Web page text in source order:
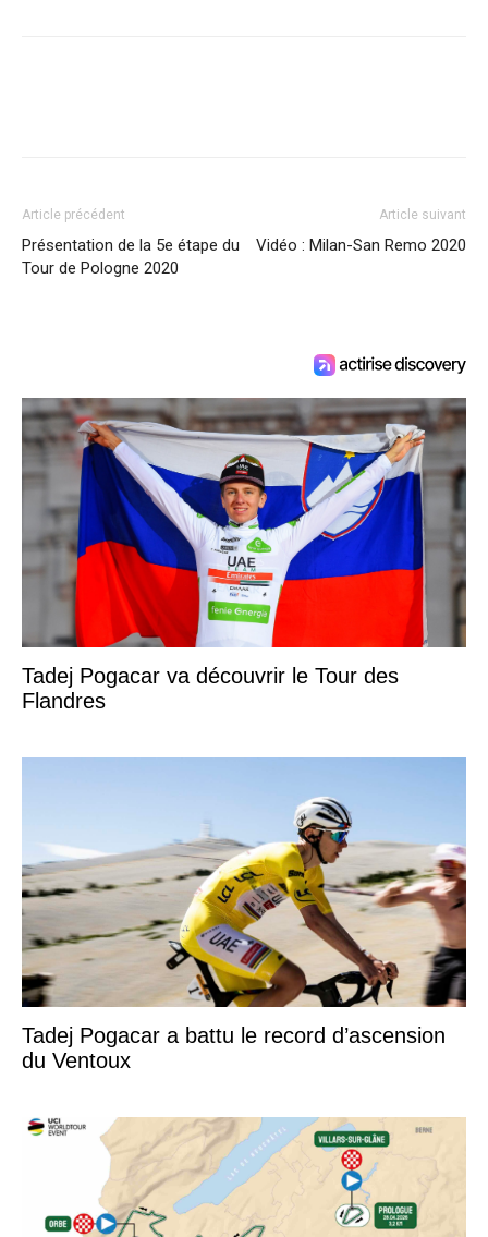
Article précédent
Présentation de la 5e étape du
Tour de Pologne 2020
Article suivant
Vidéo : Milan-San Remo 2020
Tadej Pogacar va découvrir le Tour des
Flandres
Tadej Pogacar a battu le record d’ascension
du Ventoux